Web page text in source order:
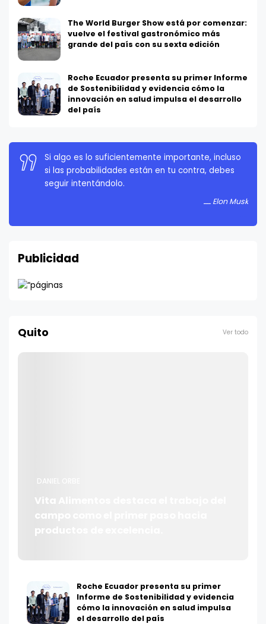
The World Burger Show está por comenzar:
vuelve el festival gastronómico más
grande del país con su sexta edición
Roche Ecuador presenta su primer Informe
de Sostenibilidad y evidencia cómo la
innovación en salud impulsa el desarrollo
del país
Si algo es lo suficientemente importante, incluso
si las probabilidades están en tu contra, debes
seguir intentándolo.
Elon Musk
La persistencia es muy importante. No debes
rendirte a menos que estés obligado a rendirte.
Publicidad
Quito Ver todo
DANIEL ORBE
Vita Alimentos destaca el trabajo del
campo como el primer paso hacia
productos de excelencia.
Roche Ecuador presenta su primer
Informe de Sostenibilidad y evidencia
cómo la innovación en salud impulsa
el desarrollo del país